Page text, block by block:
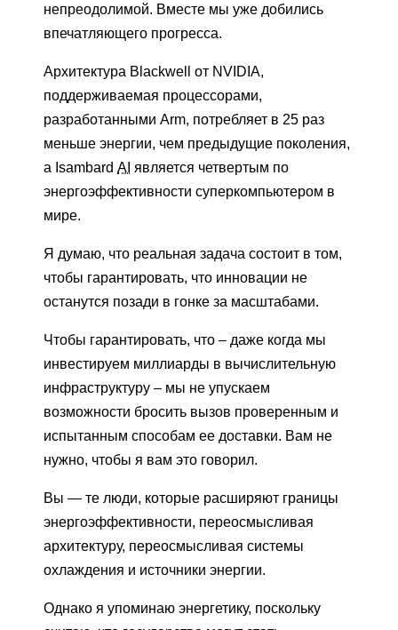
непреодолимой. Вместе мы уже добились
впечатляющего прогресса.
Архитектура Blackwell от NVIDIA,
поддерживаемая процессорами,
разработанными Arm, потребляет в 25 раз
меньше энергии, чем предыдущие поколения,
а Isambard AI является четвертым по
энергоэффективности суперкомпьютером в
мире.
Я думаю, что реальная задача состоит в том,
чтобы гарантировать, что инновации не
останутся позади в гонке за масштабами.
Чтобы гарантировать, что – даже когда мы
инвестируем миллиарды в вычислительную
инфраструктуру – мы не упускаем
возможности бросить вызов проверенным и
испытанным способам ее доставки. Вам не
нужно, чтобы я вам это говорил.
Вы — те люди, которые расширяют границы
энергоэффективности, переосмысливая
архитектуру, переосмысливая системы
охлаждения и источники энергии.
Однако я упоминаю энергетику, поскольку